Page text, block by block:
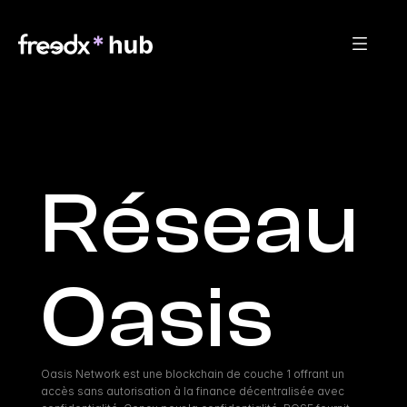
Réseau
Oasis
Oasis Network est une blockchain de couche 1 offrant un
accès sans autorisation à la finance décentralisée avec